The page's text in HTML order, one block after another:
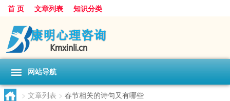
首 页 文章列表 知识分类
网站导航
> 文章列表 > 春节相关的诗句又有哪些